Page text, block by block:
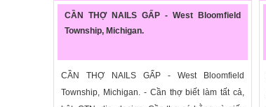
CẦN THỢ NAILS GẤP - West Bloomfield
Township, Michigan.
CẦN THỢ NAILS GẤP - West Bloomfield
Township, Michigan. - Cần thợ biết làm tất cả,